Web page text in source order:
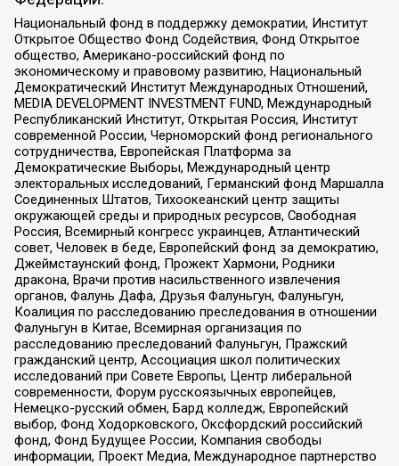
Национальный фонд в поддержку демократии, Институт
Открытое Общество Фонд Содействия, Фонд Открытое
общество, Американо-российский фонд по
экономическому и правовому развитию, Национальный
Демократический Институт Международных Отношений,
MEDIA DEVELOPMENT INVESTMENT FUND, Международный
Республиканский Институт, Открытая Россия, Институт
современной России, Черноморский фонд регионального
сотрудничества, Европейская Платформа за
Демократические Выборы, Международный центр
электоральных исследований, Германский фонд Маршалла
Соединенных Штатов, Тихоокеанский центр защиты
окружающей среды и природных ресурсов, Свободная
Россия, Всемирный конгресс украинцев, Атлантический
совет, Человек в беде, Европейский фонд за демократию,
Джеймстаунский фонд, Прожект Хармони, Родники
дракона, Врачи против насильственного извлечения
органов, Фалунь Дафа, Друзья Фалуньгун, Фалуньгун,
Коалиция по расследованию преследования в отношении
Фалуньгун в Китае, Всемирная организация по
расследованию преследований Фалуньгун, Пражский
гражданский центр, Ассоциация школ политических
исследований при Совете Европы, Центр либеральной
современности, Форум русскоязычных европейцев,
Немецко-русский обмен, Бард колледж, Европейский
выбор, Фонд Ходорковского, Оксфордский российский
фонд, Фонд Будущее России, Компания свободы
информации, Проект Медиа, Международное партнерство